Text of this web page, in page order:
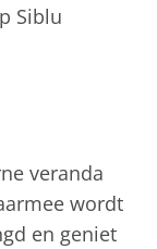
Siblu
veranda
wordt
en geniet